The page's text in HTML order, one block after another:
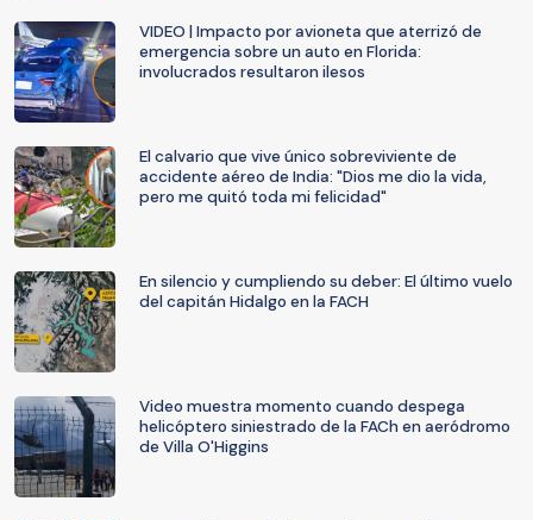
VIDEO | Impacto por avioneta que aterrizó de
emergencia sobre un auto en Florida:
involucrados resultaron ilesos
El calvario que vive único sobreviviente de
accidente aéreo de India: "Dios me dio la vida,
pero me quitó toda mi felicidad"
En silencio y cumpliendo su deber: El último vuelo
del capitán Hidalgo en la FACH
Video muestra momento cuando despega
helicóptero siniestrado de la FACh en aeródromo
de Villa O'Higgins